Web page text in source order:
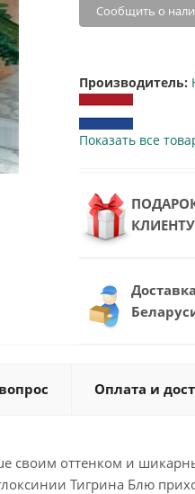
Сообщить о
Производитель:
Показать все
Оплата и
своим оттенком и
Тигрина Блю